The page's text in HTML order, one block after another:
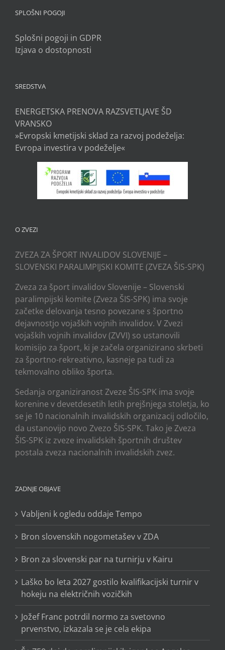
SPLOŠNI POGOJI
Splošni pogoji in GDPR
Izjava o dostopnosti
SREDSTVA
ENERGETSKA PRENOVA RAZSVETLJAVE ŠD
VRANSKO
»Evropski kmetijski sklad za razvoj podeželja:
Evropa investira v podeželje«
O ZVEZI
ZVEZA ZA ŠPORT INVALIDOV SLOVENIJE –
SLOVENSKI PARALIMPIJSKI KOMITE (ZVEZA ŠIS-SPK)
Zveza za šport invalidov Slovenije – Slovenski
paralimpijski komite (Zveza ŠIS-SPK) ima svoje
začetke delovanja tesno povezane s športno
dejavnostjo vojaških vojnih invalidov. V Zvezi
vojaških vojnih invalidov (ZVVI) so ustanovili
komisijo za šport, ki je začela organizirano skrbeti
za športno-rekreativno, kasneje pa tudi za
tekmovalno obliko športa.
Sedanja organiziranost Zveze ŠIS-SPK ima svoje
korenine v devetdesetih letih prejšnjega stoletja, ko
se je 10 nacionalnih invalidskih organizacij odločilo,
da ustanovijo novo Zvezo ŠIS-SPK. Tako je Zveza
ŠIS-SPK iz zveze invalidskih športnih društev
postala zveza nacionalnih invalidskih zvez.
ZADNJE OBJAVE
Vabljeni k ogledu oddaje Tempo
Bron slovenskih nogometašev v ZDA
Bron za slovenski par na turnirju v Kairu
Laško bo leta 2027 gostilo kvalifikacijski turnir v
hokeju na električnih vozičkih
Jožef Franc potrdil normo za svetovno
prvenstvo, izkazala se je cela ekipa